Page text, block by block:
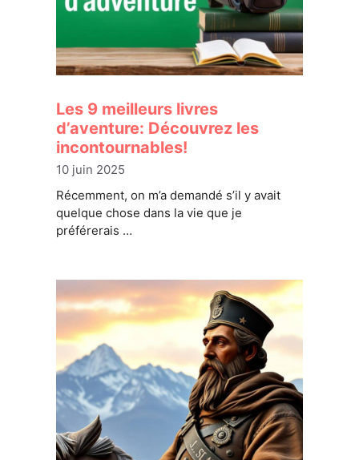
Les 9 meilleurs livres
d’aventure: Découvrez les
incontournables!
10 juin 2025
Récemment, on m’a demandé s’il y avait
quelque chose dans la vie que je
préférerais …